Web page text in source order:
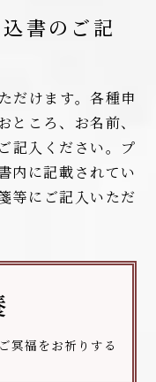
書のご記
だけます。各種申
ころ、お名前、
記入ください。プ
内に記載されてい
等にご記入いただ
冥福をお祈りする